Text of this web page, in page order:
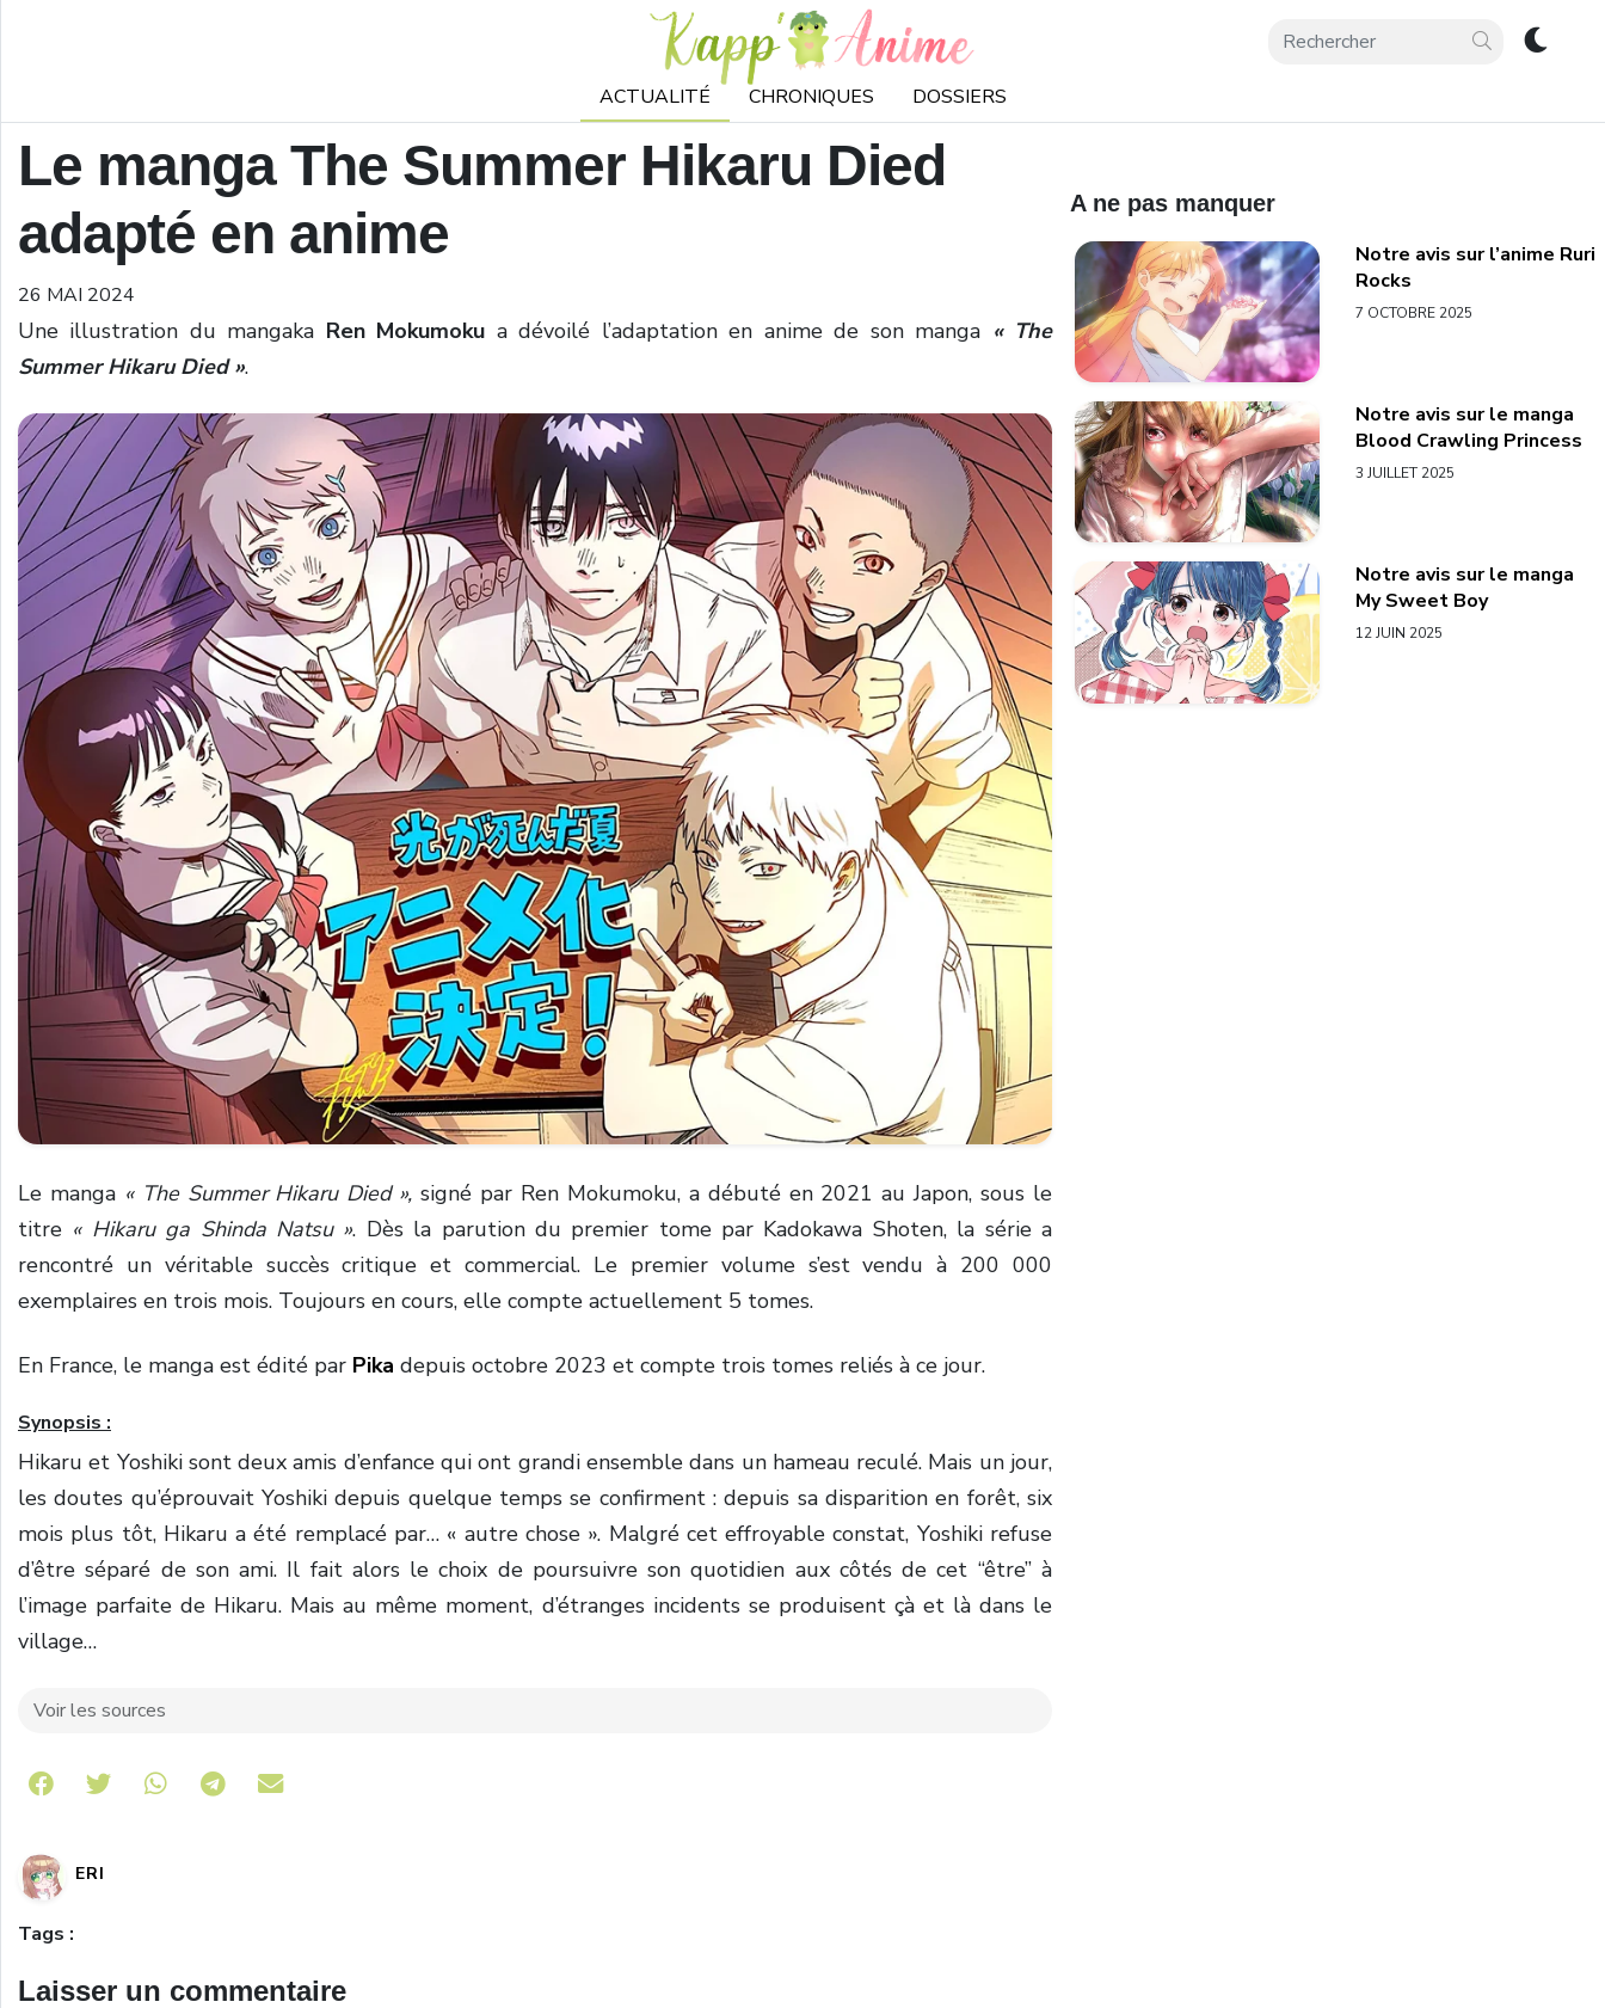
ACTUALITÉ CHRONIQUES DOSSIERS
Le manga The Summer Hikaru Died
adapté en anime
26 MAI 2024
Une illustration du mangaka Ren Mokumoku a dévoilé l’adaptation en anime de son manga « The
Summer Hikaru Died ».
Le manga « The Summer Hikaru Died », signé par Ren Mokumoku, a débuté en 2021 au Japon, sous le
titre « Hikaru ga Shinda Natsu ». Dès la parution du premier tome par Kadokawa Shoten, la série a
rencontré un véritable succès critique et commercial. Le premier volume s’est vendu à 200 000
exemplaires en trois mois. Toujours en cours, elle compte actuellement 5 tomes.
En France, le manga est édité par Pika depuis octobre 2023 et compte trois tomes reliés à ce jour.
Synopsis :
Hikaru et Yoshiki sont deux amis d’enfance qui ont grandi ensemble dans un hameau reculé. Mais un jour,
les doutes qu’éprouvait Yoshiki depuis quelque temps se confirment : depuis sa disparition en forêt, six
mois plus tôt, Hikaru a été remplacé par… « autre chose ». Malgré cet effroyable constat, Yoshiki refuse
d’être séparé de son ami. Il fait alors le choix de poursuivre son quotidien aux côtés de cet “être” à
l’image parfaite de Hikaru. Mais au même moment, d’étranges incidents se produisent çà et là dans le
village…
Voir les sources
Share on Telegram
ERI
Tags :
Laisser un commentaire
A ne pas manquer
Notre avis sur l’anime Ruri
Rocks
7 OCTOBRE 2025
Notre avis sur le manga
Blood Crawling Princess
3 JUILLET 2025
Notre avis sur le manga
My Sweet Boy
12 JUIN 2025